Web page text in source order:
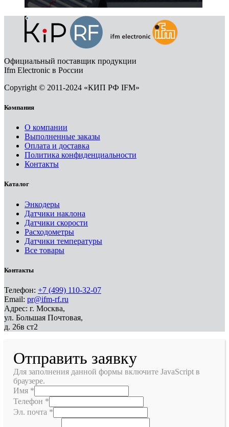
Официальный поставщик продукции
Ifm Electronic в России
Copyright © 2011-2024 «КИП РФ IFM»
Компания
О компании
Выполненные заказы
Оплата и доставка
Политика конфиденциальности
Контакты
Каталог
Энкодеры
Датчики наклона
Датчики скорости
Расходометры
Датчики температуры
Все товары
Контакты
Телефон: +7 (499) 110-32-07
Email: pr@ifm-rf.ru
Адрес: г. Москва,
ул. Большая Почтовая,
д. 26в ст2
Отправить заявку
Для заполнения данной формы включите JavaScript в
браузере.
Имя *
Телефон *
Эл. почта *